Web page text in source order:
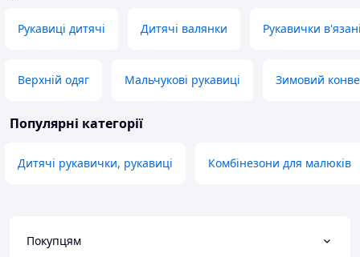
Рукавиці дитячі Дитячі валянки Рукавички
Верхній одяг Мальчукові рукавиці Зимовий
Популярні категорії
Дитячі рукавички, рукавиці Комбінезони для малюків
Покупцям